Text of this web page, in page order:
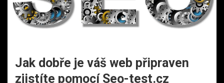
Jak dobře je váš web připraven
zjistíte pomocí Seo-test.cz